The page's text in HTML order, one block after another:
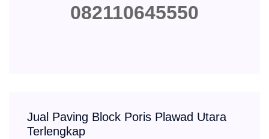
082110645550
Jual Paving Block Poris Plawad Utara
Terlengkap